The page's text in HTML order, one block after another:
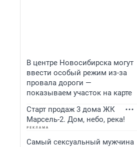
В центре Новосибирска могут
ввести особый режим из-за
провала дороги —
показываем участок на карте
Старт продаж 3 дома ЖК
Марсель-2. Дом, небо, река!
Самый сексуальный мужчина